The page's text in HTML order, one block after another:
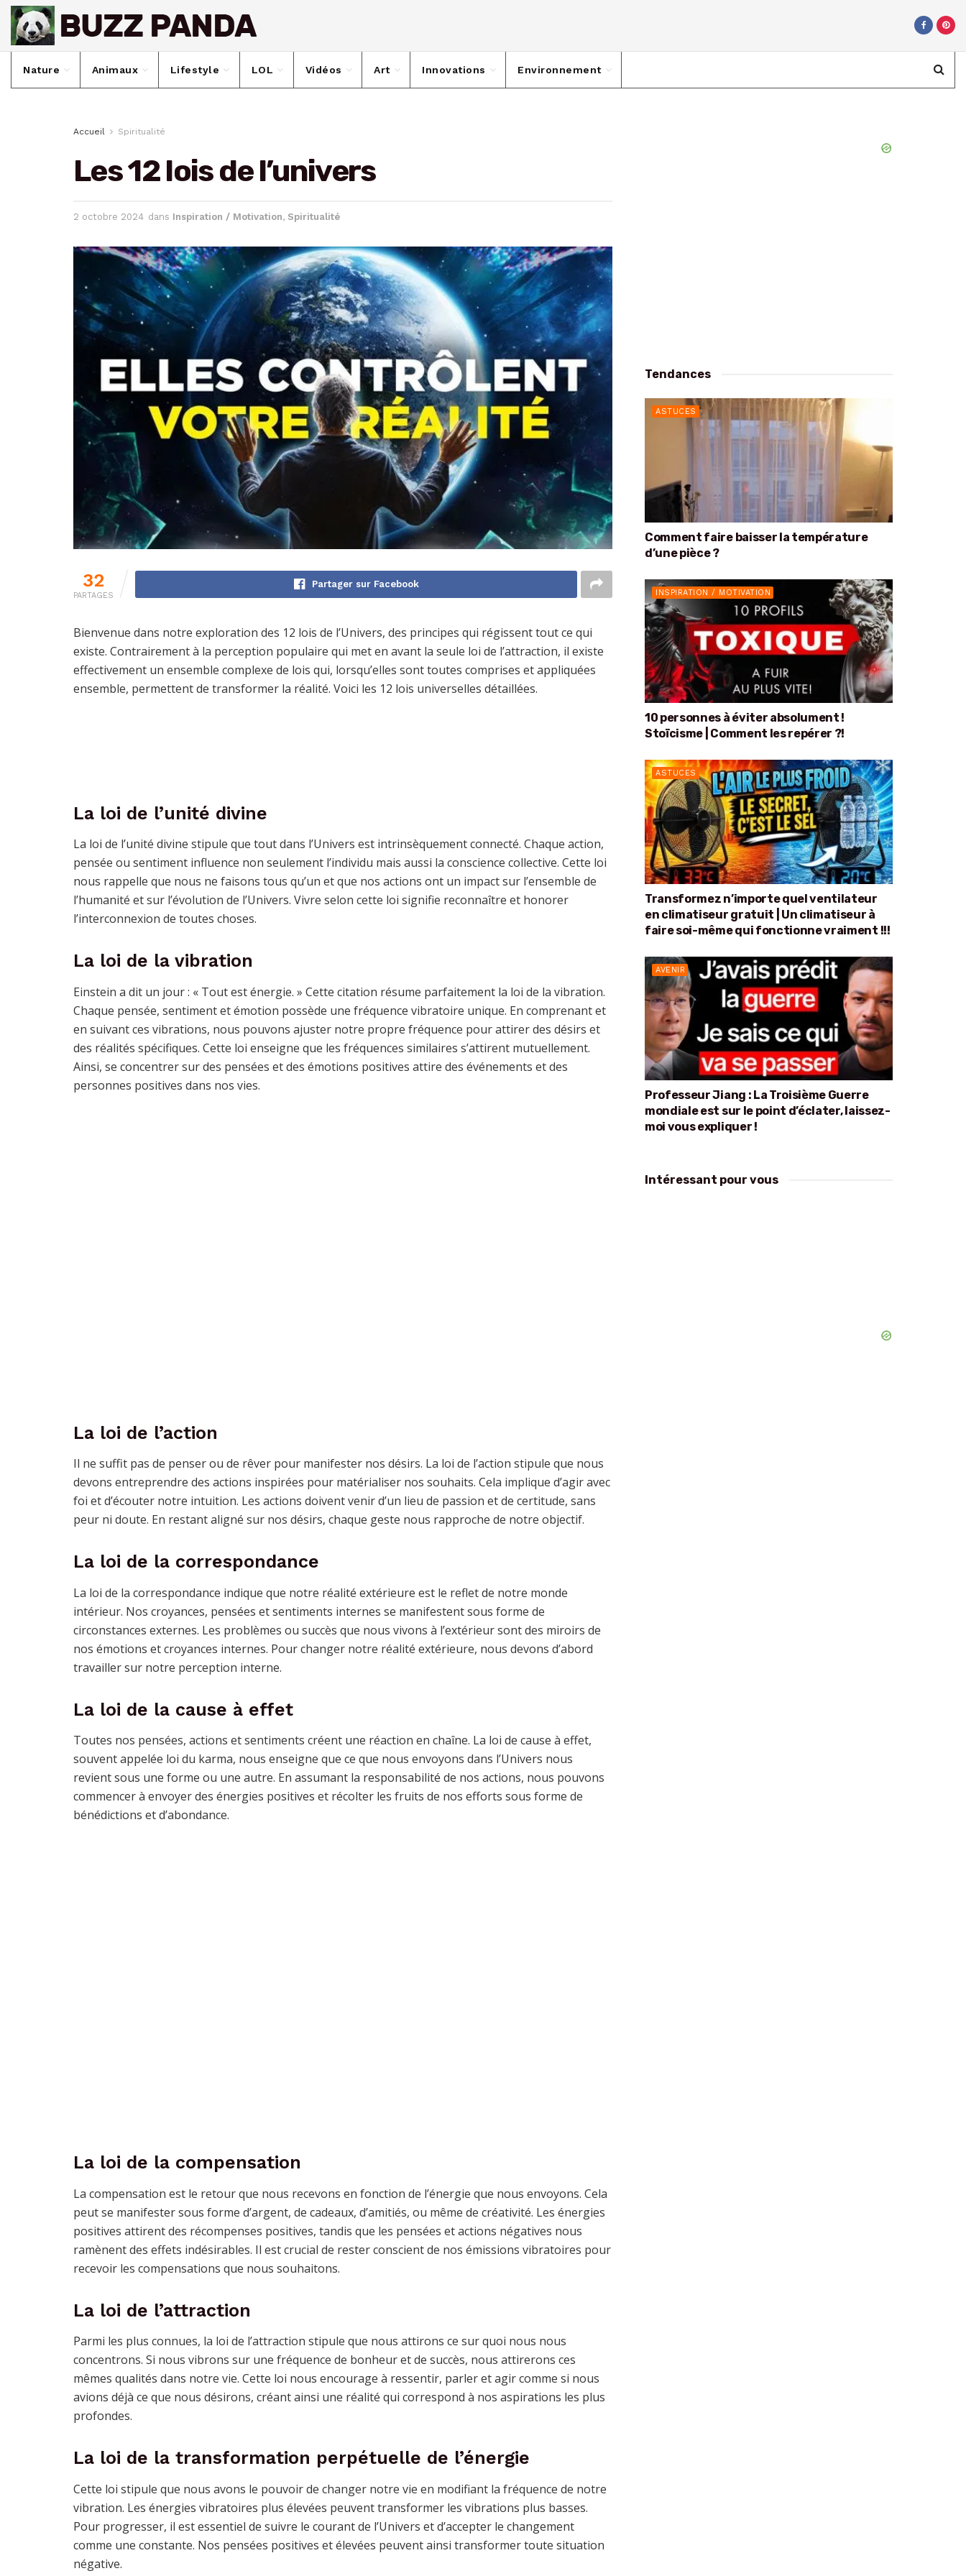
Nature Animaux Lifestyle LOL Vidéos Art Innovations Environnement
Accueil Spiritualité
Les 12 lois de l’univers
2 octobre 2024 dans Inspiration / Motivation, Spiritualité
32
PARTAGES
Partager sur Facebook
Bienvenue dans notre exploration des 12 lois de l’Univers, des principes qui régissent tout ce qui
existe. Contrairement à la perception populaire qui met en avant la seule loi de l’attraction, il existe
effectivement un ensemble complexe de lois qui, lorsqu’elles sont toutes comprises et appliquées
ensemble, permettent de transformer la réalité. Voici les 12 lois universelles détaillées.
La loi de l’unité divine
La loi de l’unité divine stipule que tout dans l’Univers est intrinsèquement connecté. Chaque action,
pensée ou sentiment influence non seulement l’individu mais aussi la conscience collective. Cette loi
nous rappelle que nous ne faisons tous qu’un et que nos actions ont un impact sur l’ensemble de
l’humanité et sur l’évolution de l’Univers. Vivre selon cette loi signifie reconnaître et honorer
l’interconnexion de toutes choses.
La loi de la vibration
Einstein a dit un jour : « Tout est énergie. » Cette citation résume parfaitement la loi de la vibration.
Chaque pensée, sentiment et émotion possède une fréquence vibratoire unique. En comprenant et
en suivant ces vibrations, nous pouvons ajuster notre propre fréquence pour attirer des désirs et
des réalités spécifiques. Cette loi enseigne que les fréquences similaires s’attirent mutuellement.
Ainsi, se concentrer sur des pensées et des émotions positives attire des événements et des
personnes positives dans nos vies.
La loi de l’action
Il ne suffit pas de penser ou de rêver pour manifester nos désirs. La loi de l’action stipule que nous
devons entreprendre des actions inspirées pour matérialiser nos souhaits. Cela implique d’agir avec
foi et d’écouter notre intuition. Les actions doivent venir d’un lieu de passion et de certitude, sans
peur ni doute. En restant aligné sur nos désirs, chaque geste nous rapproche de notre objectif.
La loi de la correspondance
La loi de la correspondance indique que notre réalité extérieure est le reflet de notre monde
intérieur. Nos croyances, pensées et sentiments internes se manifestent sous forme de
circonstances externes. Les problèmes ou succès que nous vivons à l’extérieur sont des miroirs de
nos émotions et croyances internes. Pour changer notre réalité extérieure, nous devons d’abord
travailler sur notre perception interne.
La loi de la cause à effet
Toutes nos pensées, actions et sentiments créent une réaction en chaîne. La loi de cause à effet,
souvent appelée loi du karma, nous enseigne que ce que nous envoyons dans l’Univers nous
revient sous une forme ou une autre. En assumant la responsabilité de nos actions, nous pouvons
commencer à envoyer des énergies positives et récolter les fruits de nos efforts sous forme de
bénédictions et d’abondance.
La loi de la compensation
La compensation est le retour que nous recevons en fonction de l’énergie que nous envoyons. Cela
peut se manifester sous forme d’argent, de cadeaux, d’amitiés, ou même de créativité. Les énergies
positives attirent des récompenses positives, tandis que les pensées et actions négatives nous
ramènent des effets indésirables. Il est crucial de rester conscient de nos émissions vibratoires pour
recevoir les compensations que nous souhaitons.
La loi de l’attraction
Parmi les plus connues, la loi de l’attraction stipule que nous attirons ce sur quoi nous nous
concentrons. Si nous vibrons sur une fréquence de bonheur et de succès, nous attirerons ces
mêmes qualités dans notre vie. Cette loi nous encourage à ressentir, parler et agir comme si nous
avions déjà ce que nous désirons, créant ainsi une réalité qui correspond à nos aspirations les plus
profondes.
La loi de la transformation perpétuelle de l’énergie
Cette loi stipule que nous avons le pouvoir de changer notre vie en modifiant la fréquence de notre
vibration. Les énergies vibratoires plus élevées peuvent transformer les vibrations plus basses.
Pour progresser, il est essentiel de suivre le courant de l’Univers et d’accepter le changement
comme une constante. Nos pensées positives et élevées peuvent ainsi transformer toute situation
négative.
Tendances
ASTUCES
Comment faire baisser la température
d’une pièce ?
INSPIRATION / MOTIVATION
10 personnes à éviter absolument !
Stoïcisme | Comment les repérer ?!
ASTUCES
Transformez n’importe quel ventilateur
en climatiseur gratuit | Un climatiseur à
faire soi-même qui fonctionne vraiment !!!
AVENIR
Professeur Jiang : La Troisième Guerre
mondiale est sur le point d’éclater, laissez-
moi vous expliquer !
Intéressant pour vous